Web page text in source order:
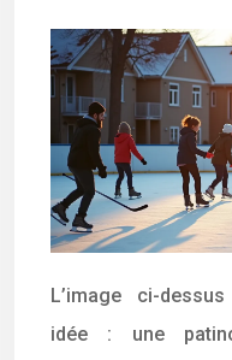
L’image ci-
idée : une